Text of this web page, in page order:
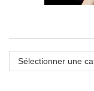
Catégories